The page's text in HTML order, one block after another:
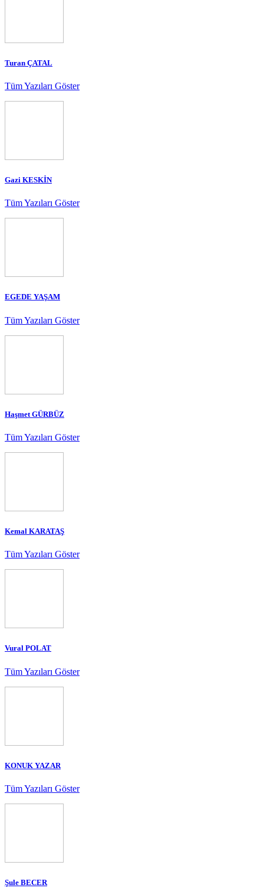
Turan ÇATAL
Tüm Yazıları Göster
Gazi KESKİN
Tüm Yazıları Göster
EGEDE YAŞAM
Tüm Yazıları Göster
Haşmet GÜRBÜZ
Tüm Yazıları Göster
Kemal KARATAŞ
Tüm Yazıları Göster
Vural POLAT
Tüm Yazıları Göster
KONUK YAZAR
Tüm Yazıları Göster
Şule BECER